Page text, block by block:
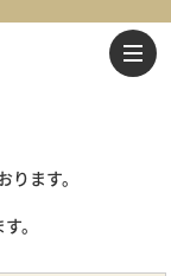
ます。
。